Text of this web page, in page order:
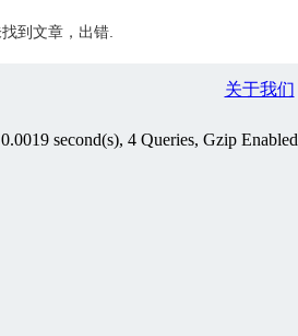
到文章，出错.
关于我们
second(s), 4 Queries, Gzip Enabled